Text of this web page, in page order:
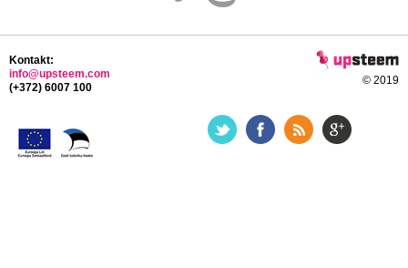
© 2019
Kontakt:
info@upsteem.com
(+372) 6007 100